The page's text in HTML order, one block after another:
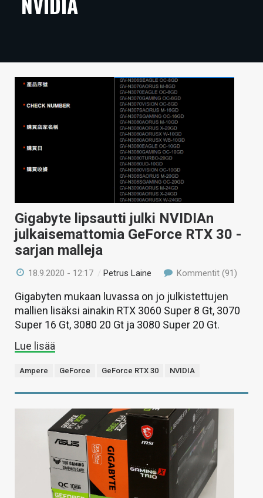
ARTIKKELIT
TECHBBS
TIETOA
VAIHDA TEEMA
HAKU
Gigabyte lipsautti julki NVIDIAn
julkaisemattomia GeForce RTX 30 -
sarjan malleja
18.9.2020 - 12:17 /Petrus Laine Kommentit (91)
Gigabyten mukaan luvassa on jo julkistettujen
mallien lisäksi ainakin RTX 3060 Super 8 Gt, 3070
Super 16 Gt, 3080 20 Gt ja 3080 Super 20 Gt.
Lue lisää
Ampere GeForce GeForce RTX 30 NVIDIA